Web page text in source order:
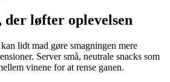
løfter oplevelsen
lidt mad gøre smagningen mere
Server små, neutrale snacks som
vinene for at rense ganen.